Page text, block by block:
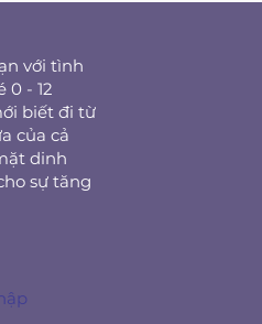
với tình
0 - 12
biết đi từ
của cả
dinh
sự tăng